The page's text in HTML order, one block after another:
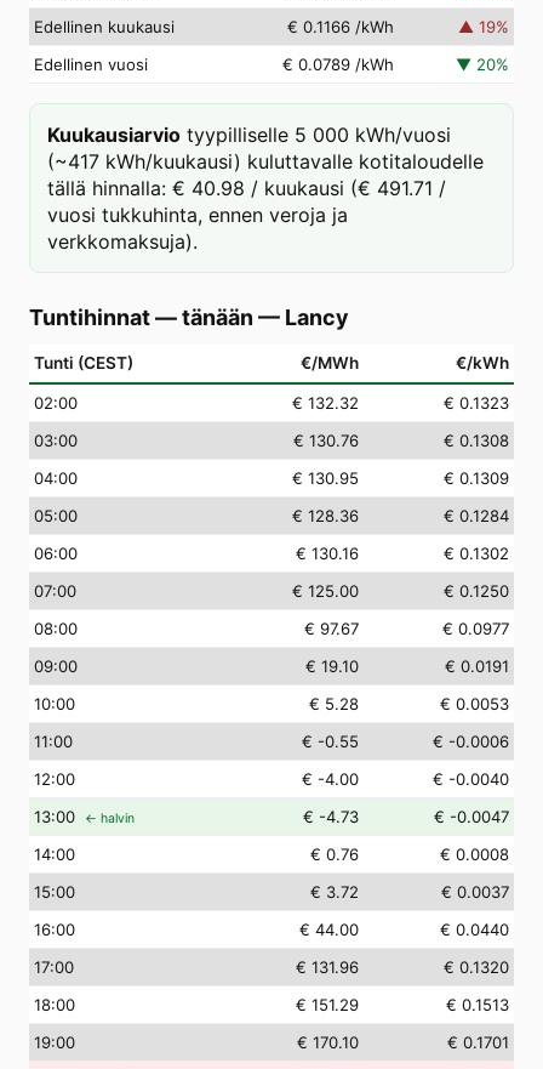
Edellinen kuukausi
€ 0.1166 /kWh ▲ 19%
Edellinen vuosi
€ 0.0789 /kWh ▼ 20%
Kuukausiarvio tyypilliselle 5 000 kWh/vuosi
(~417 kWh/kuukausi) kuluttavalle kotitaloudelle
tällä hinnalla: € 40.98 / kuukausi (€ 491.71 /
vuosi tukkuhinta, ennen veroja ja
verkkomaksuja).
Tuntihinnat — tänään — Lancy
Tunti (CEST) €/MWh €/kWh
02:00 € 132.32
€ 0.1323
03:00 € 130.76
€ 0.1308
04:00 € 130.95
€ 0.1309
05:00 € 128.36
€ 0.1284
06:00 € 130.16
€ 0.1302
07:00 € 125.00
€ 0.1250
08:00 € 97.67
€ 0.0977
09:00 € 19.10
€ 0.0191
10:00 € 5.28
€ 0.0053
11:00 € -0.55
€ -0.0006
12:00 € -4.00
€ -0.0040
13:00 ← halvin € -4.73
€ -0.0047
14:00 € 0.76
€ 0.0008
15:00 € 3.72
€ 0.0037
16:00 € 44.00
€ 0.0440
17:00 € 131.96
€ 0.1320
18:00 € 151.29
€ 0.1513
19:00 € 170.10
€ 0.1701